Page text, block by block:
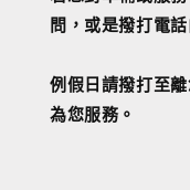
問，或是撥打電
例假日請撥打至
為您服務。